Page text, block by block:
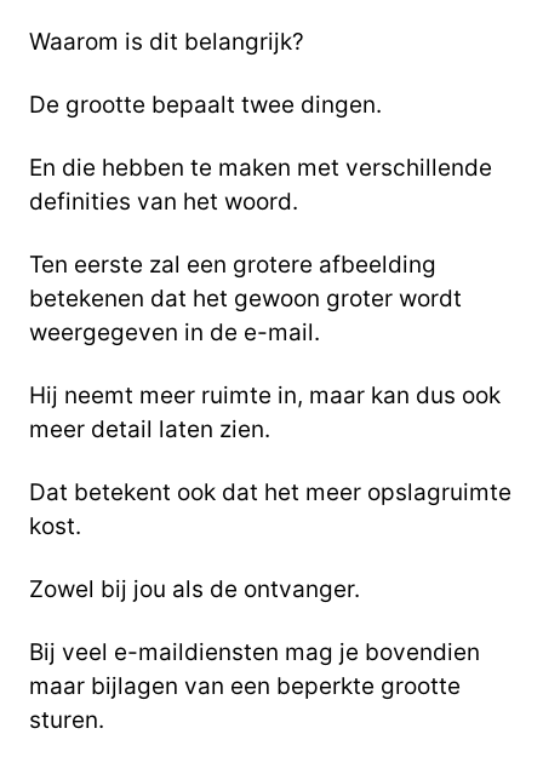
Waarom is dit belangrijk?
De grootte bepaalt twee dingen.
En die hebben te maken met verschillende
definities van het woord.
Ten eerste zal een grotere afbeelding
betekenen dat het gewoon groter wordt
weergegeven in de e-mail.
Hij neemt meer ruimte in, maar kan dus ook
meer detail laten zien.
Dat betekent ook dat het meer opslagruimte
kost.
Zowel bij jou als de ontvanger.
Bij veel e-maildiensten mag je bovendien
maar bijlagen van een beperkte grootte
sturen.